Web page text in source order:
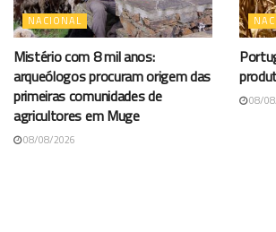
NACIONAL
Mistério com 8 mil anos:
arqueólogos procuram origem das
primeiras comunidades de
agricultores em Muge
08/08/2026
08/